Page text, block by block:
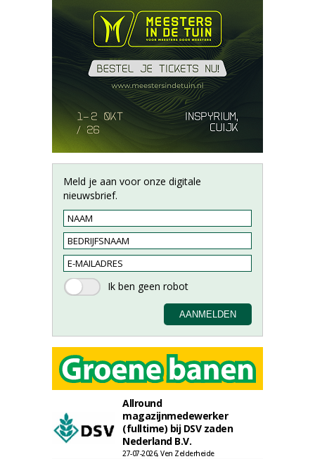
Meld je aan voor onze digitale
nieuwsbrief.
Allround
magazijnmedewerker
(fulltime) bij DSV zaden
Nederland B.V.
27-07-2026, Ven Zelderheide